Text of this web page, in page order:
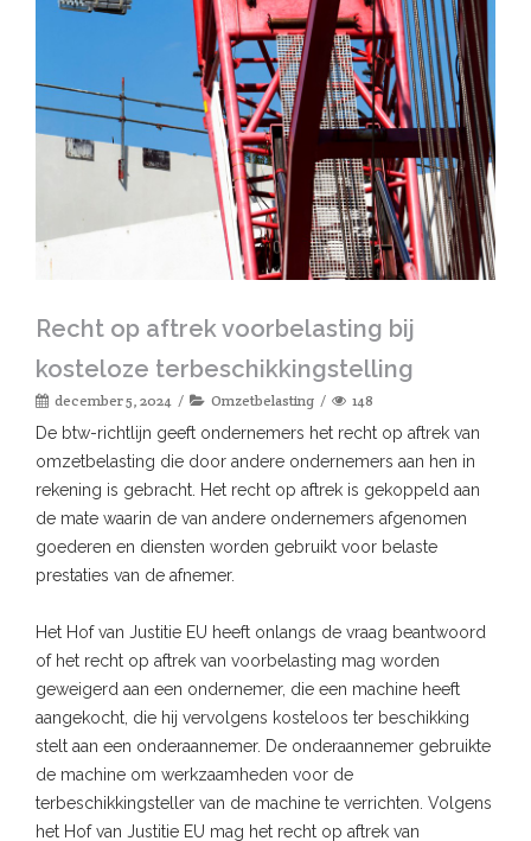
Recht op aftrek voorbelasting bij
kosteloze terbeschikkingstelling
december 5, 2024 Omzetbelasting 148
De btw-richtlijn geeft ondernemers het recht op aftrek van
omzetbelasting die door andere ondernemers aan hen in
rekening is gebracht. Het recht op aftrek is gekoppeld aan
de mate waarin de van andere ondernemers afgenomen
goederen en diensten worden gebruikt voor belaste
prestaties van de afnemer.
Het Hof van Justitie EU heeft onlangs de vraag beantwoord
of het recht op aftrek van voorbelasting mag worden
geweigerd aan een ondernemer, die een machine heeft
aangekocht, die hij vervolgens kosteloos ter beschikking
stelt aan een onderaannemer. De onderaannemer gebruikte
de machine om werkzaamheden voor de
terbeschikkingsteller van de machine te verrichten. Volgens
het Hof van Justitie EU mag het recht op aftrek van